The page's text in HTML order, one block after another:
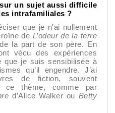
un sujet aussi difficile
intrafamiliales ?
que je n'ai nullement
de L’odeur de la terre
la part de son père. En
vécu des expériences
que je suis sensibilisée à
qu’il engendre. J’ai
de fiction, souvent
ce thème, comme par
d’Alice Walker ou Betty